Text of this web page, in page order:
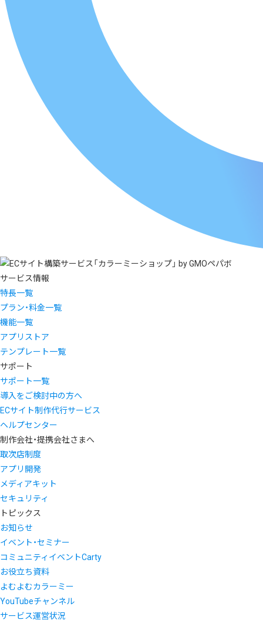
サービス情報
特長一覧
プラン・料金一覧
機能一覧
アプリストア
テンプレート一覧
サポート
サポート一覧
導入をご検討中の方へ
ECサイト制作代行サービス
ヘルプセンター
制作会社・提携会社さまへ
取次店制度
アプリ開発
メディアキット
セキュリティ
トピックス
お知らせ
イベント・セミナー
コミュニティイベントCarty
お役立ち資料
よむよむカラーミー
YouTubeチャンネル
サービス運営状況